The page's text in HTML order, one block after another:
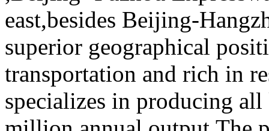
east,besides Beijing-
superior geographical
transportation and rich in
specializes in producing